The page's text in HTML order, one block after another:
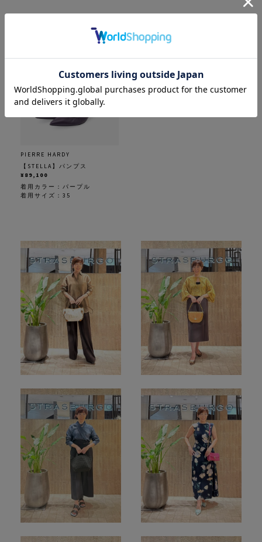
PIERRE HARDY
【STELLA】パンプス
¥89,100
着用カラー： パープル
着用サイズ：35